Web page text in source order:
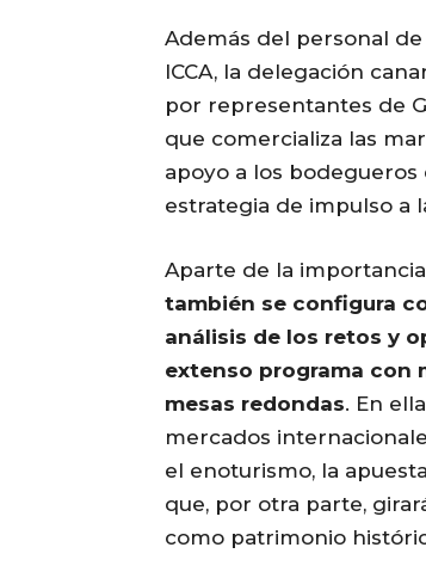
Además del personal
ICCA, la delegación
por representantes de
que comercializa las
apoyo a los
estrategia de impulso a
Aparte de la
también se configura
análisis de los retos y
extenso programa con
mesas redondas. En
mercados
el enoturismo, la
que, por otra parte,
como patrimonio